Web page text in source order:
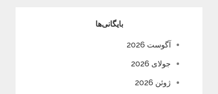
بایگانی‌ها
آگوست 2026
جولای 2026
ژوئن 2026